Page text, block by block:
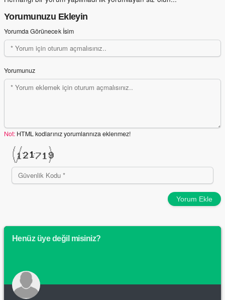
Yorumunuzu Ekleyin
Yorumda Görünecek İsim
Yorumunuz
Not: HTML kodlarınız yorumlarınıza eklenmez!
Yorum Ekle
Henüz üye değil misiniz?